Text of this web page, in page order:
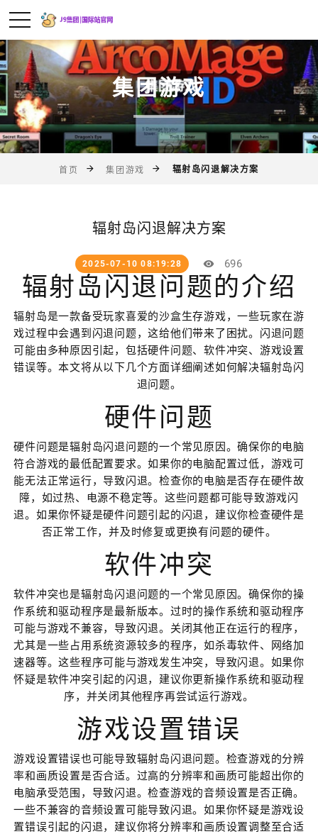
集团游戏
首页 集团游戏 辐射岛闪退解决方案
辐射岛闪退解决方案
2025-07-10 08:19:28 696
辐射岛闪退问题的介绍
辐射岛是一款备受玩家喜爱的沙盒生存游戏，一些玩家在游
戏过程中会遇到闪退问题，这给他们带来了困扰。闪退问题
可能由多种原因引起，包括硬件问题、软件冲突、游戏设置
错误等。本文将从以下几个方面详细阐述如何解决辐射岛闪
退问题。
硬件问题
硬件问题是辐射岛闪退问题的一个常见原因。确保你的电脑
符合游戏的最低配置要求。如果你的电脑配置过低，游戏可
能无法正常运行，导致闪退。检查你的电脑是否存在硬件故
障，如过热、电源不稳定等。这些问题都可能导致游戏闪
退。如果你怀疑是硬件问题引起的闪退，建议你检查硬件是
否正常工作，并及时修复或更换有问题的硬件。
软件冲突
软件冲突也是辐射岛闪退问题的一个常见原因。确保你的操
作系统和驱动程序是最新版本。过时的操作系统和驱动程序
可能与游戏不兼容，导致闪退。关闭其他正在运行的程序，
尤其是一些占用系统资源较多的程序，如杀毒软件、网络加
速器等。这些程序可能与游戏发生冲突，导致闪退。如果你
怀疑是软件冲突引起的闪退，建议你更新操作系统和驱动程
序，并关闭其他程序再尝试运行游戏。
游戏设置错误
游戏设置错误也可能导致辐射岛闪退问题。检查游戏的分辨
率和画质设置是否合适。过高的分辨率和画质可能超出你的
电脑承受范围，导致闪退。检查游戏的音频设置是否正确。
一些不兼容的音频设置可能导致闪退。如果你怀疑是游戏设
置错误引起的闪退，建议你将分辨率和画质设置调整至合适